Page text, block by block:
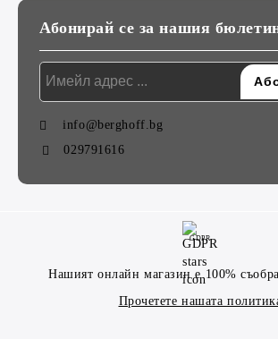
Абонирай се за нашия
info@berghoff.bg
029791616
GDPR
Нашият онлайн магазин е 100%
Прочетете нашата